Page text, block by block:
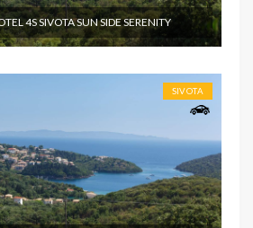
4S SIVOTA SUN SIDE SERENITY
SIVOTA